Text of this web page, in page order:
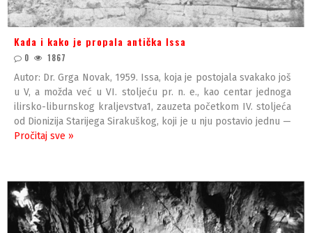
Kada i kako je propala antička Issa
0 1867
Autor: Dr. Grga Novak, 1959. Issa, koja je postojala svakako još
u V, a možda već u VI. stoljeću pr. n. e., kao centar jednoga
ilirsko-liburnskog kraljevstva1, zauzeta početkom IV. stoljeća
od Dionizija Starijega Sirakuškog, koji je u nju postavio jednu —
Pročitaj sve »